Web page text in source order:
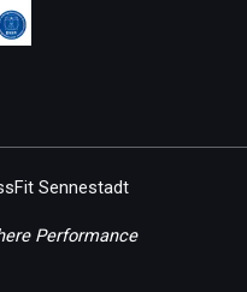
Sennestadt
Performance